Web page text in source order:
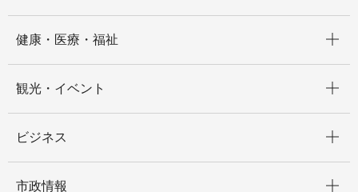
健康・医療・福祉
観光・イベント
ビジネス
市政情報